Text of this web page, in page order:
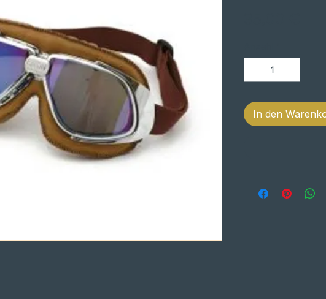
In den